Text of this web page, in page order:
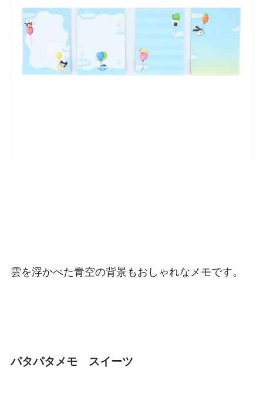
雲を浮かべた青空の背景もおしゃれなメモです。
パタパタメモ スイーツ